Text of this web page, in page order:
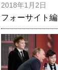
2018年1月2日
フォーサイト